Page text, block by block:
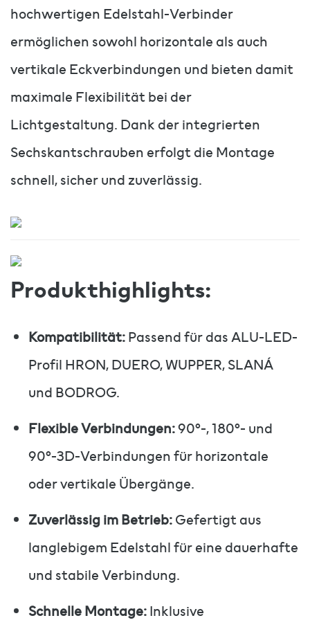
hochwertigen Edelstahl-Verbinder
ermöglichen sowohl horizontale als auch
vertikale Eckverbindungen und bieten damit
maximale Flexibilität bei der
Lichtgestaltung. Dank der integrierten
Sechskantschrauben erfolgt die Montage
schnell, sicher und zuverlässig.
Produkthighlights:
Kompatibilität:Passend für das ALU-LED-
Profil HRON, DUERO, WUPPER, SLANÁ
und BODROG.
Flexible Verbindungen:90°-, 180°- und
90°-3D-Verbindungen für horizontale
oder vertikale Übergänge.
Zuverlässig im Betrieb:Gefertigt aus
langlebigem Edelstahl für eine dauerhafte
und stabile Verbindung.
Schnelle Montage:Inklusive